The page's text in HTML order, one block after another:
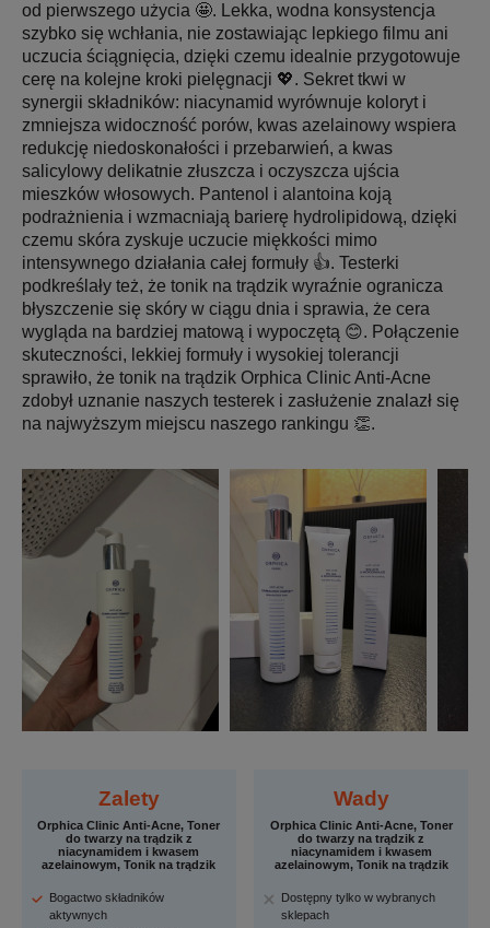
od pierwszego użycia 🤩. Lekka, wodna konsystencja
szybko się wchłania, nie zostawiając lepkiego filmu ani
uczucia ściągnięcia, dzięki czemu idealnie przygotowuje
cerę na kolejne kroki pielęgnacji 💖. Sekret tkwi w
synergii składników: niacynamid wyrównuje koloryt i
zmniejsza widoczność porów, kwas azelainowy wspiera
redukcję niedoskonałości i przebarwień, a kwas
salicylowy delikatnie złuszcza i oczyszcza ujścia
mieszków włosowych. Pantenol i alantoina koją
podrażnienia i wzmacniają barierę hydrolipidową, dzięki
czemu skóra zyskuje uczucie miękkości mimo
intensywnego działania całej formuły 👍. Testerki
podkreślały też, że tonik na trądzik wyraźnie ogranicza
błyszczenie się skóry w ciągu dnia i sprawia, że cera
wygląda na bardziej matową i wypoczętą 😊. Połączenie
skuteczności, lekkiej formuły i wysokiej tolerancji
sprawiło, że tonik na trądzik Orphica Clinic Anti-Acne
zdobył uznanie naszych testerek i zasłużenie znalazł się
na najwyższym miejscu naszego rankingu 👏.
Zalety
Orphica Clinic Anti-Acne, Toner
do twarzy na trądzik z
niacynamidem i kwasem
azelainowym, Tonik na trądzik
Bogactwo składników
aktywnych
Wady
Orphica Clinic Anti-Acne, Toner
do twarzy na trądzik z
niacynamidem i kwasem
azelainowym, Tonik na trądzik
Dostępny tylko w wybranych
sklepach